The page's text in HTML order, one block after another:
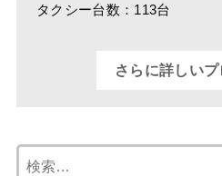
タクシー台数：113台
さらに詳しい